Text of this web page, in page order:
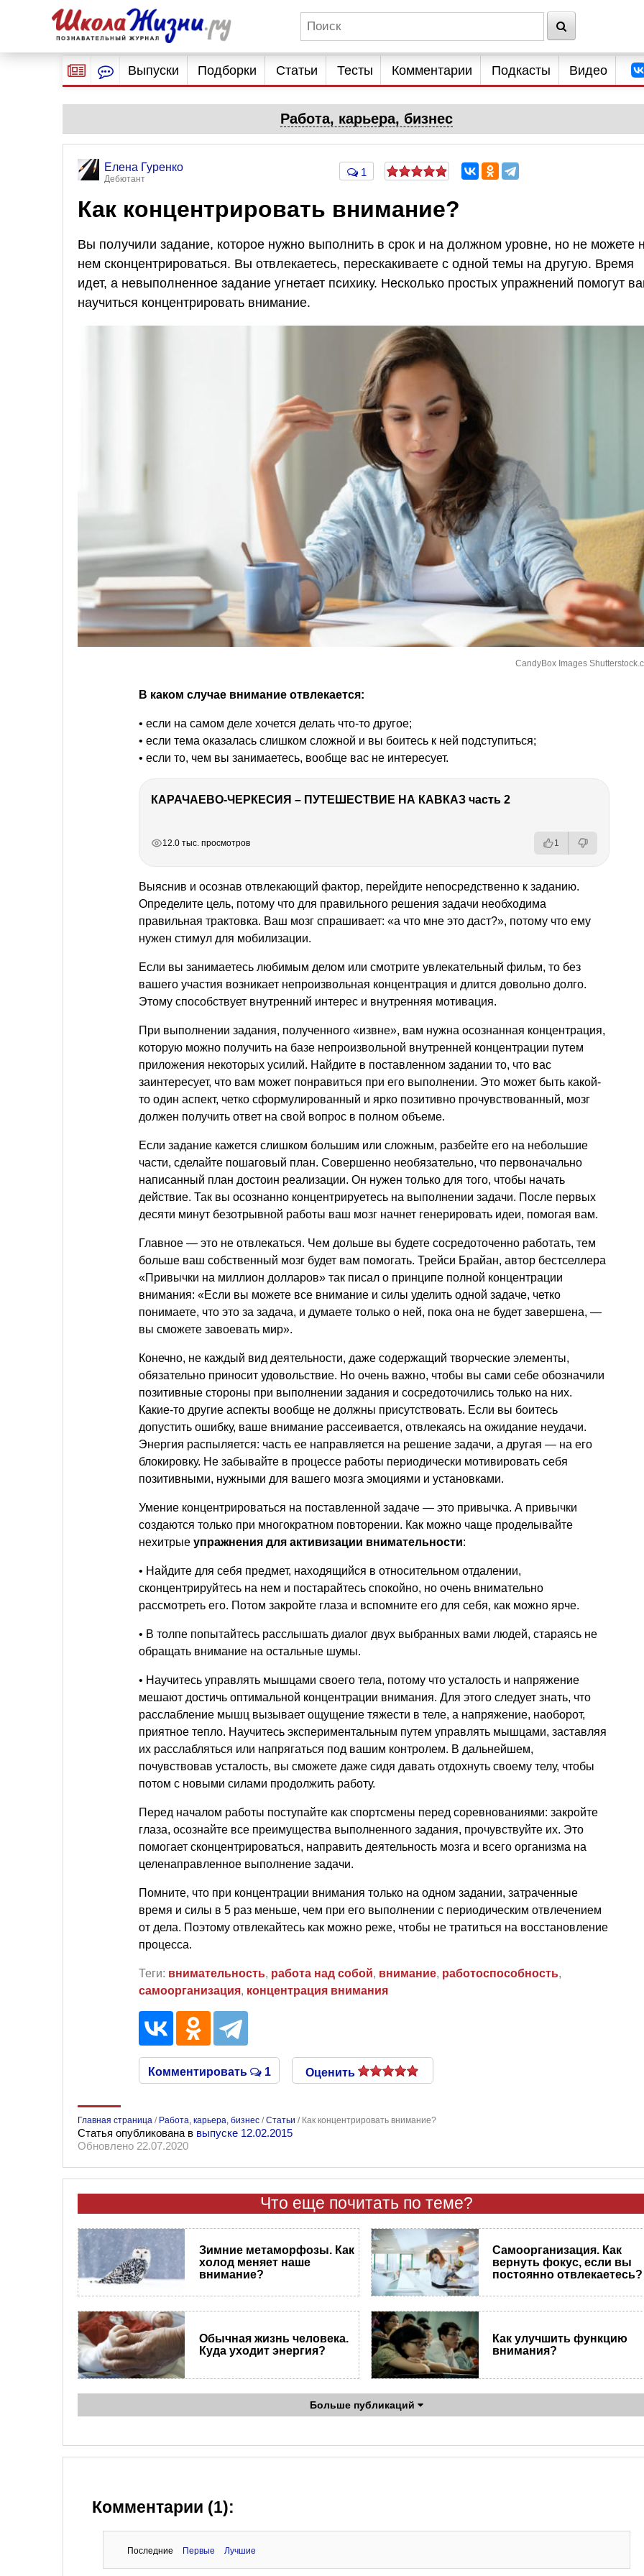
Выпуски Подборки Статьи Тесты Комментарии Подкасты Видео
Работа, карьера, бизнес
Елена Гуренко
Дебютант
1
Как концентрировать внимание?
Вы получили задание, которое нужно выполнить в срок и на должном уровне, но не можете
нем сконцентрироваться. Вы отвлекаетесь, перескакиваете с одной темы на другую. Время
идет, а невыполненное задание угнетает психику. Несколько простых упражнений помогут
научиться концентрировать внимание.
CandyBox Images
В каком случае внимание отвлекается:
• если на самом деле хочется делать что-то другое;
• если тема оказалась слишком сложной и вы боитесь к ней подступиться;
• если то, чем вы занимаетесь, вообще вас не интересует.
КАРАЧАЕВО-ЧЕРКЕСИЯ – ПУТЕШЕСТВИЕ НА КАВКАЗ часть 2
12.0 тыс. просмотров 1
Выяснив и осознав отвлекающий фактор, перейдите непосредственно к заданию.
Определите цель, потому что для правильного решения задачи необходима
правильная трактовка. Ваш мозг спрашивает: «а что мне это даст?», потому что ему
нужен стимул для мобилизации.
Если вы занимаетесь любимым делом или смотрите увлекательный фильм, то без
вашего участия возникает непроизвольная концентрация и длится довольно долго.
Этому способствует внутренний интерес и внутренняя мотивация.
При выполнении задания, полученного «извне», вам нужна осознанная концентрация,
которую можно получить на базе непроизвольной внутренней концентрации путем
приложения некоторых усилий. Найдите в поставленном задании то, что вас
заинтересует, что вам может понравиться при его выполнении. Это может быть какой-
то один аспект, четко сформулированный и ярко позитивно прочувствованный, мозг
должен получить ответ на свой вопрос в полном объеме.
Если задание кажется слишком большим или сложным, разбейте его на небольшие
части, сделайте пошаговый план. Совершенно необязательно, что первоначально
написанный план достоин реализации. Он нужен только для того, чтобы начать
действие. Так вы осознанно концентрируетесь на выполнении задачи. После первых
десяти минут безотрывной работы ваш мозг начнет генерировать идеи, помогая вам.
Главное — это не отвлекаться. Чем дольше вы будете сосредоточенно работать, тем
больше ваш собственный мозг будет вам помогать. Трейси Брайан, автор бестселлера
«Привычки на миллион долларов» так писал о принципе полной концентрации
внимания: «Если вы можете все внимание и силы уделить одной задаче, четко
понимаете, что это за задача, и думаете только о ней, пока она не будет завершена, —
вы сможете завоевать мир».
Конечно, не каждый вид деятельности, даже содержащий творческие элементы,
обязательно приносит удовольствие. Но очень важно, чтобы вы сами себе обозначили
позитивные стороны при выполнении задания и сосредоточились только на них.
Какие-то другие аспекты вообще не должны присутствовать. Если вы боитесь
допустить ошибку, ваше внимание рассеивается, отвлекаясь на ожидание неудачи.
Энергия распыляется: часть ее направляется на решение задачи, а другая — на его
блокировку. Не забывайте в процессе работы периодически мотивировать себя
позитивными, нужными для вашего мозга эмоциями и установками.
Умение концентрироваться на поставленной задаче — это привычка. А привычки
создаются только при многократном повторении. Как можно чаще проделывайте
нехитрые упражнения для активизации внимательности:
• Найдите для себя предмет, находящийся в относительном отдалении,
сконцентрируйтесь на нем и постарайтесь спокойно, но очень внимательно
рассмотреть его. Потом закройте глаза и вспомните его для себя, как можно ярче.
• В толпе попытайтесь расслышать диалог двух выбранных вами людей, стараясь не
обращать внимание на остальные шумы.
• Научитесь управлять мышцами своего тела, потому что усталость и напряжение
мешают достичь оптимальной концентрации внимания. Для этого следует знать, что
расслабление мышц вызывает ощущение тяжести в теле, а напряжение, наоборот,
приятное тепло. Научитесь экспериментальным путем управлять мышцами, заставляя
их расслабляться или напрягаться под вашим контролем. В дальнейшем,
почувствовав усталость, вы сможете даже сидя давать отдохнуть своему телу, чтобы
потом с новыми силами продолжить работу.
Перед началом работы поступайте как спортсмены перед соревнованиями: закройте
глаза, осознайте все преимущества выполненного задания, прочувствуйте их. Это
помогает сконцентрироваться, направить деятельность мозга и всего организма на
целенаправленное выполнение задачи.
Помните, что при концентрации внимания только на одном задании, затраченные
время и силы в 5 раз меньше, чем при его выполнении с периодическим отвлечением
от дела. Поэтому отвлекайтесь как можно реже, чтобы не тратиться на восстановление
процесса.
Теги: внимательность, работа над собой, внимание, работоспособность,
самоорганизация, концентрация внимания
Комментировать 1 Оценить
Главная страница / Работа, карьера, бизнес /Статьи / Как концентрировать внимание?
Статья опубликована в выпуске 12.02.2015
Обновлено 22.07.2020
Что еще почитать по теме?
Зимние метаморфозы. Как
холод меняет наше
внимание?
Самоорганизация. ​Как
вернуть фокус, если вы
постоянно отвлекаетесь?
Обычная жизнь человека.
Куда уходит энергия?
Как улучшить функцию
внимания?
Больше публикаций
Комментарии (1):
Последние Первые Лучшие